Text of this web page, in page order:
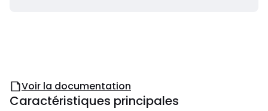
Voir la documentation
Caractéristiques principales